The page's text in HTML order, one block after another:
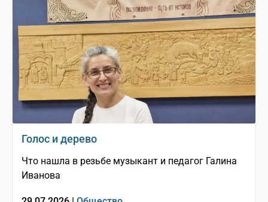
Голос и дерево
Что нашла в резьбе музыкант и педагог Галина
Иванова